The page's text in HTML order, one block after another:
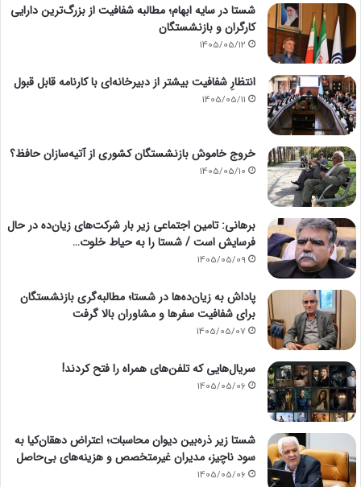
شستا در سایه ابهام؛ مطالبه شفافیت از بزرگ‌ترین دارایی
کارگران و بازنشستگان
1405/05/12
انتظارِ شفافیت بیشتر از دبیرخانه‌ای با کارنامه قابل قبول
1405/05/11
خروج خاموش بازنشستگان کشوری از آتیه‌سازان حافظ؟
1405/05/10
برهانی: تامین اجتماعی زیر بار شرکت‌های زیان‌ده در حال
فرسایش است / شستا را به حیاط خلوت…
1405/05/09
پاداش به زیان‌ده‌ها در شستا؛ مطالبه‌گری بازنشستگان
برای شفافیت سفرها و مشاوران بالا گرفت
1405/05/07
سریال‌هایی که تلفن‌های همراه را فتح کردند!
1405/05/06
شستا زیر ذره‌بین دیوان محاسبات؛ اعتراض دهقان‌کیا به
سود ناچیز، مدیران غیرمتخصص و هزینه‌های بی‌حاصل
1405/05/06